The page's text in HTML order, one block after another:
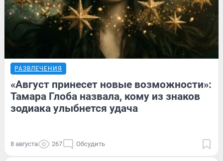
РАЗВЛЕЧЕНИЯ
«Август принесет новые возможности»:
Тамара Глоба назвала, кому из знаков
зодиака улыбнется удача
8 августа 267 Обсудить